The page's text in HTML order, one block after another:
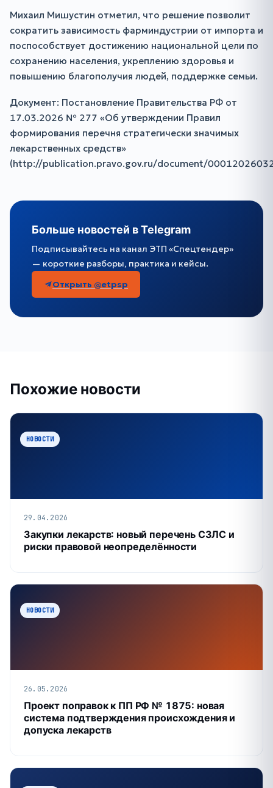
Михаил Мишустин отметил, что решение позволит
сократить зависимость фарминдустрии от импорта и
поспособствует достижению национальной цели по
сохранению населения, укреплению здоровья и
повышению благополучия людей, поддержке семьи.
Документ: Постановление Правительства РФ от
17.03.2026 № 277 «Об утверждении Правил
формирования перечня стратегически значимых
лекарственных средств»
(http://publication.pravo.gov.ru/document/
Больше новостей в Telegram
Подписывайтесь на канал ЭТП «Спецтендер»
— короткие разборы, практика и кейсы.
Открыть @etpsp
Похожие новости
НОВОСТИ
29.04.2026
Закупки лекарств: новый перечень СЗЛС и
риски правовой неопределённости
НОВОСТИ
26.05.2026
Проект поправок к ПП РФ № 1875: новая
система подтверждения происхождения и
допуска лекарств